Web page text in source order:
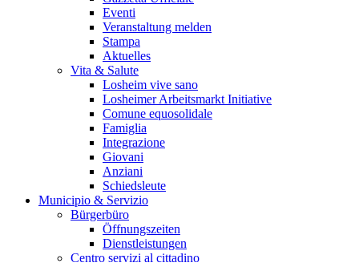
Eventi
Veranstaltung melden
Stampa
Aktuelles
Vita & Salute
Losheim vive sano
Losheimer Arbeitsmarkt Initiative
Comune equosolidale
Famiglia
Integrazione
Giovani
Anziani
Schiedsleute
Municipio & Servizio
Bürgerbüro
Öffnungszeiten
Dienstleistungen
Centro servizi al cittadino